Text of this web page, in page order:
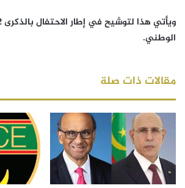
الوطني.
مقالات ذات صلة